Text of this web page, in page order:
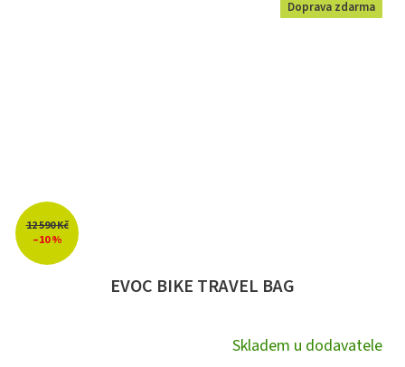
Doprava zdarma
12 590 Kč
–10 %
EVOC BIKE TRAVEL BAG
Skladem u dodavatele